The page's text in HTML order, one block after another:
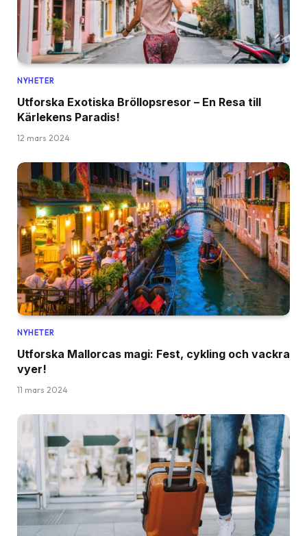
NYHETER
Utforska Exotiska Bröllopsresor – En Resa till
Kärlekens Paradis!
12 mars 2024
NYHETER
Utforska Mallorcas magi: Fest, cykling och vackra
vyer!
11 mars 2024